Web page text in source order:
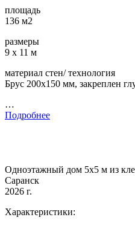
площадь
136 м2
размеры
9 х 11 м
материал стен/ технология
Брус 200х150 мм, закреплен
…
Подробнее
Одноэтажный дом 5х5 м из
Саранск
2026 г.
Характеристики: